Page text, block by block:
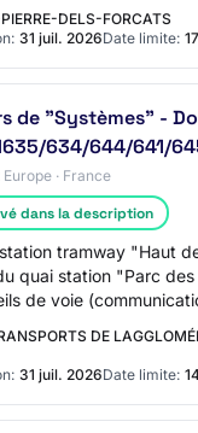
DELS-FORCATS
31 juil. 2026Date limite:
de "Systèmes" -
634/644/641/
· France
dans la description
tramway "Haut
quai station "Parc
de voie
station
DE
31 juil. 2026Date limite: